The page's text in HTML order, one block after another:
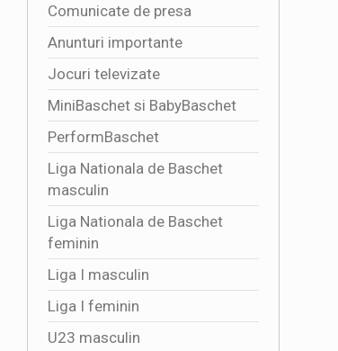
Comunicate de presa
Anunturi importante
Jocuri televizate
MiniBaschet si BabyBaschet
PerformBaschet
Liga Nationala de Baschet
masculin
Liga Nationala de Baschet
feminin
Liga I masculin
Liga I feminin
U23 masculin